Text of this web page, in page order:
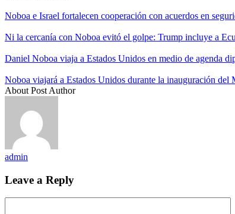
Noboa e Israel fortalecen cooperación con acuerdos en
Ni la cercanía con Noboa evitó el golpe: Trump incluye a
Daniel Noboa viaja a Estados Unidos en medio de agenda
Noboa viajará a Estados Unidos durante la inauguración del
About Post Author
admin
Leave a Reply